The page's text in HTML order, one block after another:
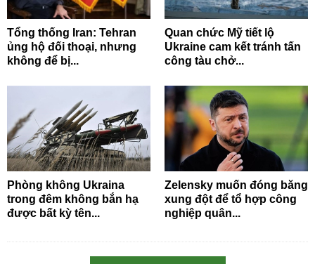
Tổng thống Iran: Tehran
ủng hộ đối thoại, nhưng
không để bị...
Quan chức Mỹ tiết lộ
Ukraine cam kết tránh tấn
công tàu chở...
Phòng không Ukraina
trong đêm không bắn hạ
được bất kỳ tên...
Zelensky muốn đóng băng
xung đột để tổ hợp công
nghiệp quân...